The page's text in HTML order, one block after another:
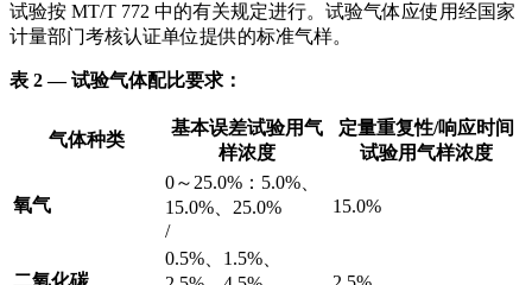
试验按 MT/T 772 中的有关规定进行。试验气体应使用经国家
计量部门考核认证单位提供的标准气样。
表 2 — 试验气体配比要求：
气体种类
基本误差试验用气
样浓度
定量重复性/响应时间
试验用气样浓度
氧气
0～25.0%：5.0%、
15.0%、25.0%
/
15.0%
0.5%、1.5%、